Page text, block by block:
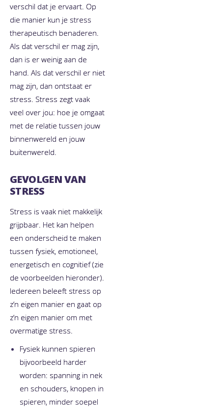
verschil dat je ervaart. Op
die manier kun je stress
therapeutisch benaderen.
Als dat verschil er mag zijn,
dan is er weinig aan de
hand. Als dat verschil er niet
mag zijn, dan ontstaat er
stress. ​​​Stress zegt vaak
veel over jou: hoe je omgaat
met de relatie tussen jouw
binnenwereld en jouw
buitenwereld.​
GEVOLGEN VAN
STRESS
Stress is vaak niet makkelijk
grijpbaar. Het kan helpen
een onderscheid te maken
tussen fysiek, emotioneel,
energetisch en cognitief (zie
de voorbeelden hieronder).
Iedereen beleeft stress op
z’n eigen manier en gaat op
z’n eigen manier om met
overmatige stress. ​
Fysiek kunnen spieren
bijvoorbeeld harder
worden: spanning in nek
en schouders, knopen in
spieren, minder soepel